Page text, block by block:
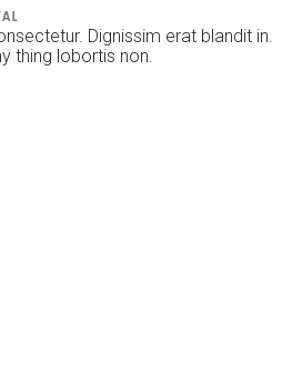
Dignissim erat blandit in.
thing lobortis non.